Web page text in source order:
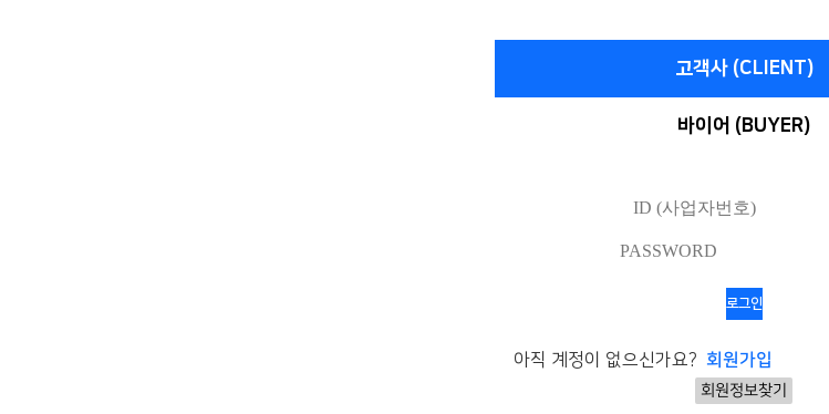
고객사 (CLIENT)
바이어 (BUYER)
로그인
아직 계정이 없으신가요? 회원가입
회원정보찾기